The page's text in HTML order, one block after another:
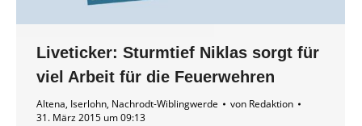
Liveticker: Sturmtief Niklas sorgt für
viel Arbeit für die Feuerwehren
Altena, Iserlohn, Nachrodt-Wiblingwerde von Redaktion
31. März 2015 um 09:13